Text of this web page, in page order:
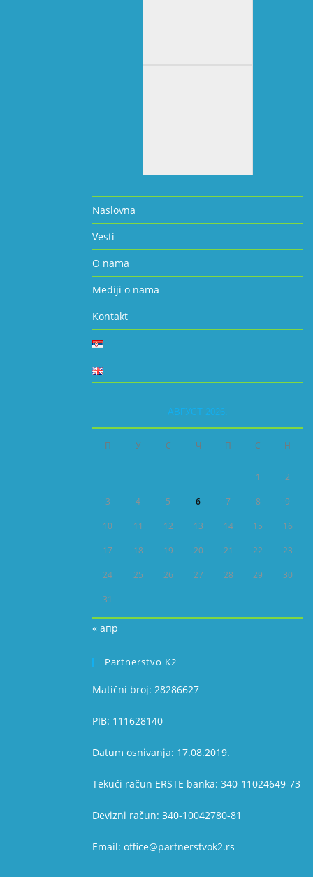
Naslovna
Vesti
O nama
Mediji o nama
Kontakt
АВГУСТ 2026.
П У С Ч П С Н
1 2
3 4 5 6 7 8 9
10 11 12 13 14 15 16
17 18 19 20 21 22 23
24 25 26 27 28 29 30
31
« апр
Partnerstvo K2
Matični broj: 28286627
PIB: 111628140
Datum osnivanja: 17.08.2019.
Tekući račun ERSTE banka: 340-11024649-73
Devizni račun: 340-10042780-81
Email: office@partnerstvok2.rs